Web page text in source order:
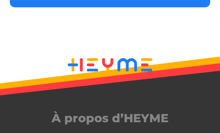
À propos d’HEYME
__oauth_redirect_detector
LiveChat